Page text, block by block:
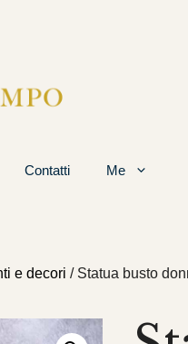
Contatti Me
e decori / Statua busto